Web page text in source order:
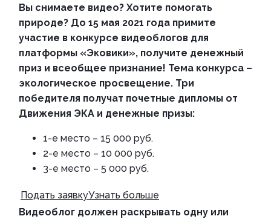
Вы снимаете видео? Хотите помогать
природе? До 15 мая 2021 года примите
участие в конкурсе видеоблогов для
платформы «Эковики», получите денежный
приз и всеобщее признание! Тема конкурса –
экологическое просвещение. Три
победителя получат почетные дипломы от
Движения ЭКА и денежные призы:
1-е место – 15 000 руб.
2-е место – 10 000 руб.
3-е место – 5 000 руб.
Подать заявкуУзнать больше
Видеоблог должен раскрывать одну или